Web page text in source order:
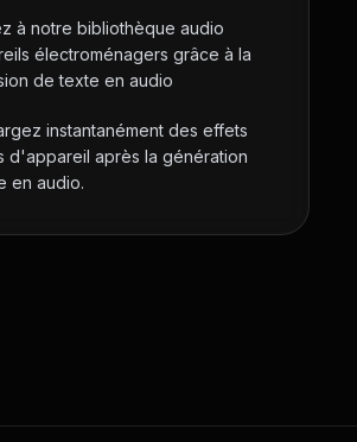
à notre bibliothèque audio
électroménagers grâce à la
de texte en audio
instantanément des effets
d'appareil après la génération
en audio.